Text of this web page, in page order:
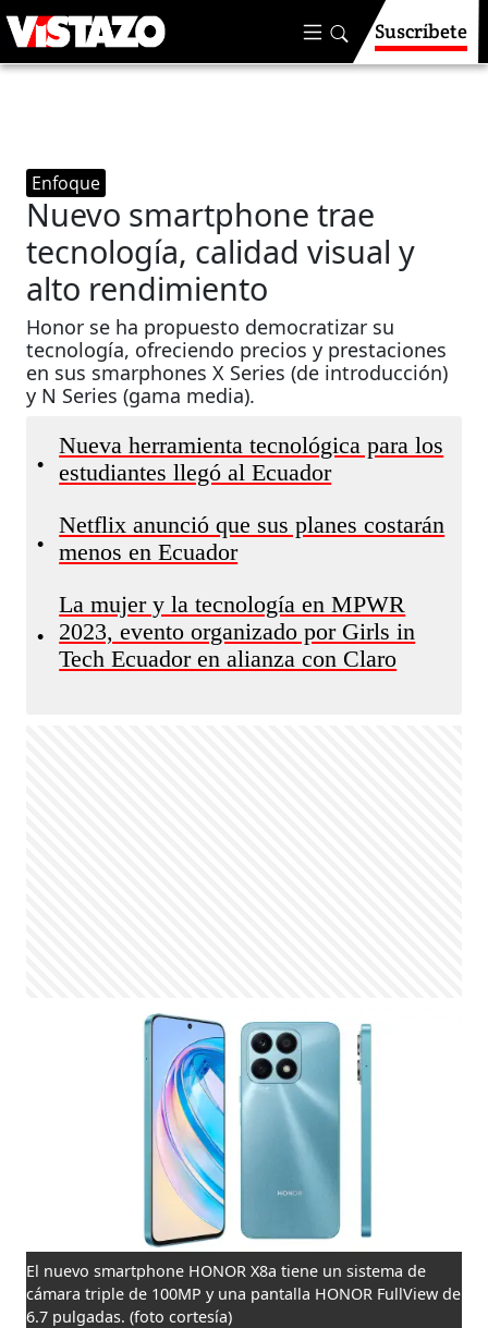
Suscríbete
Enfoque
Nuevo smartphone trae
tecnología, calidad visual y
alto rendimiento
Honor se ha propuesto democratizar su
tecnología, ofreciendo precios y prestaciones
en sus smarphones X Series (de introducción)
y N Series (gama media).
•
Nueva herramienta tecnológica para los
estudiantes llegó al Ecuador
•
Netflix anunció que sus planes costarán
menos en Ecuador
•
La mujer y la tecnología en MPWR
2023, evento organizado por Girls in
Tech Ecuador en alianza con Claro
El nuevo smartphone HONOR X8a tiene un sistema de
cámara triple de 100MP y una pantalla HONOR FullView de
6.7 pulgadas.(foto cortesía)